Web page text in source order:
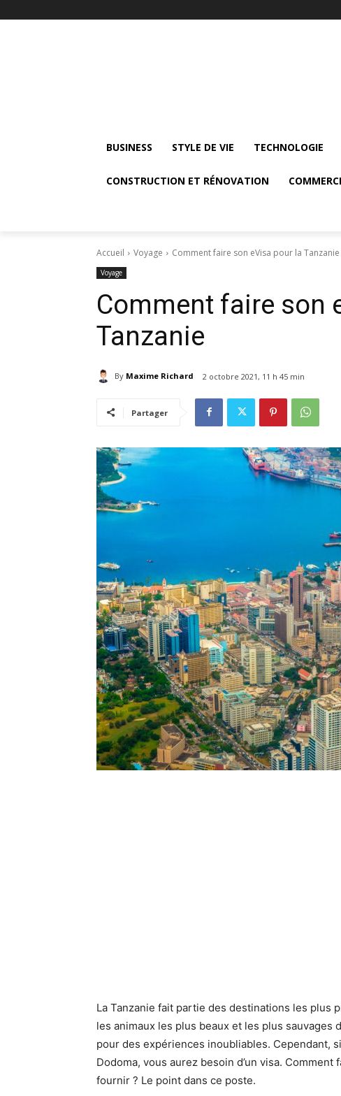
BUSINESS STYLE DE VIE TECHNOLOGIE
CONSTRUCTION ET RÉNOVATION
Accueil Voyage Comment faire son eVisa pour la Tanzanie
Voyage
Comment faire son
Tanzanie
By Maxime Richard 2 octobre 2021, 11 h 45 min
Partager
La Tanzanie fait partie des destinations les plus
les animaux les plus beaux et les plus sauvages
pour des expériences inoubliables. Cependant,
Dodoma, vous aurez besoin d’un visa.
fournir ? Le point dans ce poste.